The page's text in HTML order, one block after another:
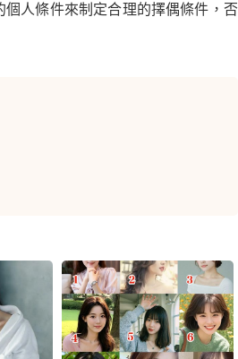
人條件來制定合理的擇偶條件，否